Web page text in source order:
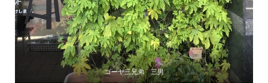
ゴーヤ三兄弟 三男